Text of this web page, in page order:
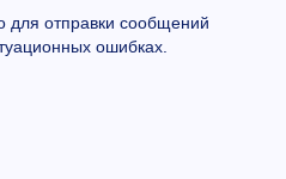
для отправки сообщений
ошибках.